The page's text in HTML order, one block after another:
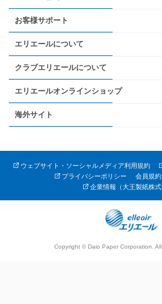
お客様サポート
エリエールについて
クラブエリエールについて
エリエールオンラインショップ
海外サイト
ウェブサイト・ソーシャルメディア利用規約
プライバシーポリシー
会員規約
企業情報（大王製紙株式
Copyright © Daio Paper Corporation. All